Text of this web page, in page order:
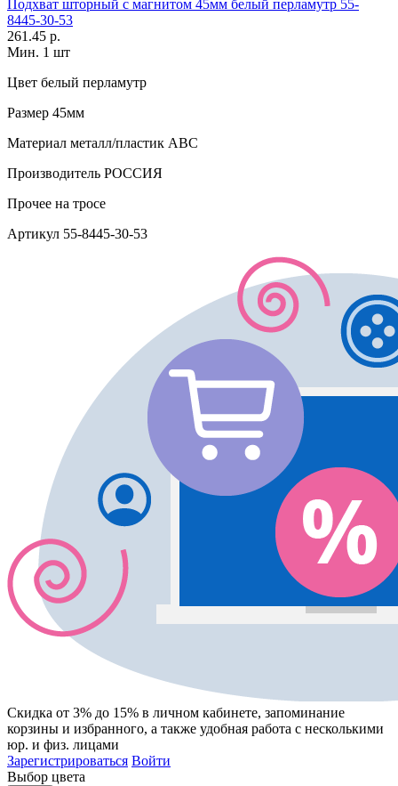
Подхват шторный с магнитом 45мм белый перламутр 55-
8445-30-53
261.45 р.
Мин. 1 шт
Цвет белый перламутр
Размер 45мм
Материал металл/пластик АВС
Производитель РОССИЯ
Прочее на тросе
Артикул 55-8445-30-53
Скидка от 3% до 15% в личном кабинете, запоминание
корзины и избранного, а также удобная работа с несколькими
юр. и физ. лицами
Зарегистрироваться Войти
Выбор цвета